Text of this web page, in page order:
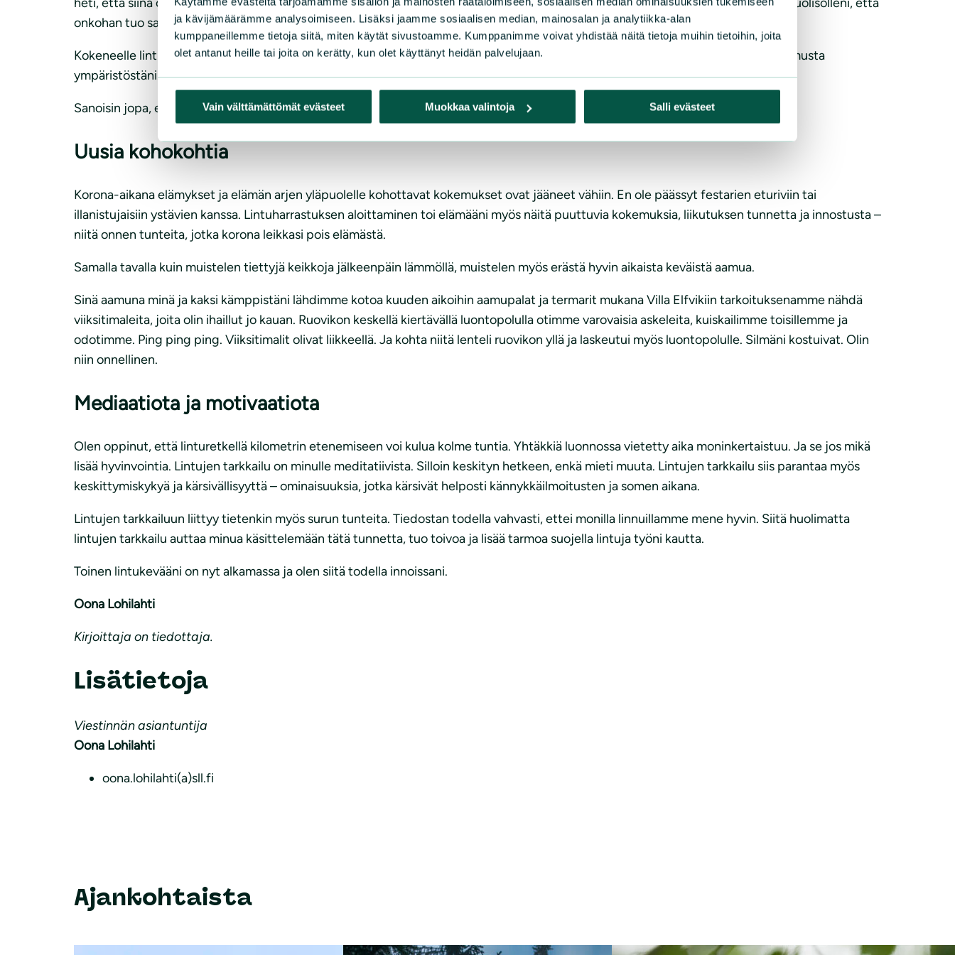
ja kävijämäärämme analysoimiseen. Lisäksi jaamme sosiaalisen median, mainosalan ja analytiikka-alan
kumppaneillemme tietoja siitä, miten käytät sivustoamme. Kumppanimme voivat yhdistää näitä tietoja muihin tietoihin, joita
olet antanut heille tai joita on kerätty, kun olet käyttänyt heidän palvelujaan.
Vain välttämättömät evästeet Muokkaa valintoja Salli evästeet
onkohan tuo satakieli! Sehän se oli. Ensikohtaamisemme.
Kokeneelle lintuharrastajalle nämä kokemukset ovat varmasti arkipäivää, mutta minulle nämä tarkoittavat aivan uudenlaista kokemusta
ympäristöstäni. Helsingin ydinkeskustassakin kävellessäni voin antaa nimiä ympärilläni oleville eläimille.
Sanoisin jopa, että koko arkitodellisuuteni on muuttunut paljon ihanammaksi sen jälkeen, kun aloin kiinnittää huomiota lintuihin.
Uusia kohokohtia
Korona-aikana elämykset ja elämän arjen yläpuolelle kohottavat kokemukset ovat jääneet vähiin. En ole päässyt festarien eturiviin tai
illanistujaisiin ystävien kanssa. Lintuharrastuksen aloittaminen toi elämääni myös näitä puuttuvia kokemuksia, liikutuksen tunnetta ja innostusta –
niitä onnen tunteita, jotka korona leikkasi pois elämästä.
Samalla tavalla kuin muistelen tiettyjä keikkoja jälkeenpäin lämmöllä, muistelen myös erästä hyvin aikaista keväistä aamua.
Sinä aamuna minä ja kaksi kämppistäni lähdimme kotoa kuuden aikoihin aamupalat ja termarit mukana Villa Elfvikiin tarkoituksenamme nähdä
viiksitimaleita, joita olin ihaillut jo kauan. Ruovikon keskellä kiertävällä luontopolulla otimme varovaisia askeleita, kuiskailimme toisillemme ja
odotimme. Ping ping ping. Viiksitimalit olivat liikkeellä. Ja kohta niitä lenteli ruovikon yllä ja laskeutui myös luontopolulle. Silmäni kostuivat. Olin
niin onnellinen.
Mediaatiota ja motivaatiota
Olen oppinut, että linturetkellä kilometrin etenemiseen voi kulua kolme tuntia. Yhtäkkiä luonnossa vietetty aika moninkertaistuu. Ja se jos mikä
lisää hyvinvointia. Lintujen tarkkailu on minulle meditatiivista. Silloin keskityn hetkeen, enkä mieti muuta. Lintujen tarkkailu siis parantaa myös
keskittymiskykyä ja kärsivällisyyttä – ominaisuuksia, jotka kärsivät helposti kännykkäilmoitusten ja somen aikana.
Lintujen tarkkailuun liittyy tietenkin myös surun tunteita. Tiedostan todella vahvasti, ettei monilla linnuillamme mene hyvin. Siitä huolimatta
lintujen tarkkailu auttaa minua käsittelemään tätä tunnetta, tuo toivoa ja lisää tarmoa suojella lintuja työni kautta.
Toinen lintukevääni on nyt alkamassa ja olen siitä todella innoissani.
Oona Lohilahti
Kirjoittaja on tiedottaja.
Lisätietoja
Viestinnän asiantuntija
Oona Lohilahti
oona.lohilahti(a)sll.fi
Ajankohtaista